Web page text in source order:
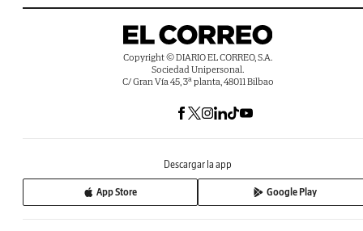
Copyright © DIARIO EL CORREO, S.A.
Sociedad Unipersonal.
C/ Gran Vía 45, 3ª planta, 48011 Bilbao
Descargar la app
App Store Google Play